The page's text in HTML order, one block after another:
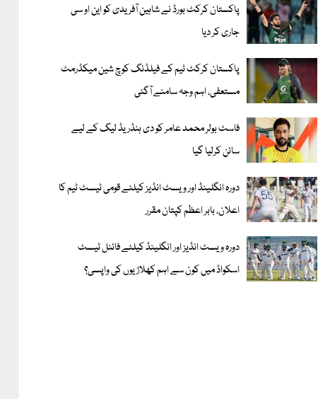
پاکستان کرکٹ بورڈ نے شاہین آفریدی کو این او سی
جاری کر دیا
پاکستان کرکٹ ٹیم کے فیلڈنگ کوچ شین میکڈرمٹ
مستعفی، اہم وجہ سامنے آگئی
فاسٹ بولر محمد عامر کو دی ہنڈریڈ لیگ کے لیے
سائن کرلیا گیا
دورہ انگلینڈ اور ویسٹ انڈیز کیلئے قومی ٹیسٹ ٹیم کا
اعلان، بابر اعظم کپتان مقرر
دورہ ویسٹ انڈیز اور انگلینڈ کیلئے فائنل ٹیسٹ
اسکواڈ میں کون سے اہم کھلاڑیوں کی واپسی؟